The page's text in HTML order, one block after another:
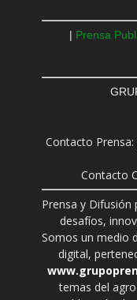
| Prensa
Contacto
Contacto
Prensa y Difusión
desafíos,
Somos un medio
digital,
temas del